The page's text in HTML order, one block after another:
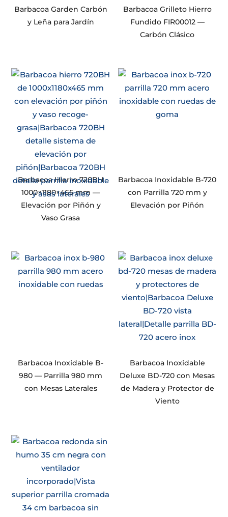
Barbacoa Garden Carbón
y Leña para Jardín
Barbacoa Grilleto Hierro
Fundido FIR00012 —
Carbón Clásico
Barbacoa Hierro 720BH
1000×1180×465 mm —
Elevación por Piñón y
Vaso Grasa
Barbacoa Inoxidable B-720
con Parrilla 720 mm y
Elevación por Piñón
Barbacoa Inoxidable B-
980 — Parrilla 980 mm
con Mesas Laterales
Barbacoa Inoxidable
Deluxe BD-720 con Mesas
de Madera y Protector de
Viento